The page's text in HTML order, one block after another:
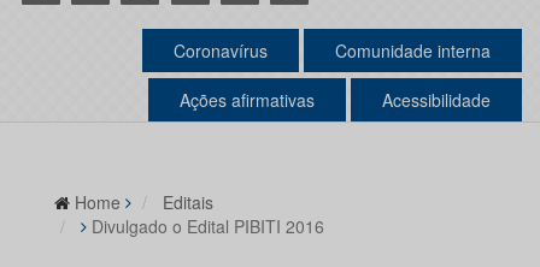
Coronavírus Comunidade interna
Ações afirmativas Acessibilidade
Home
Editais
Divulgado o Edital PIBITI 2016